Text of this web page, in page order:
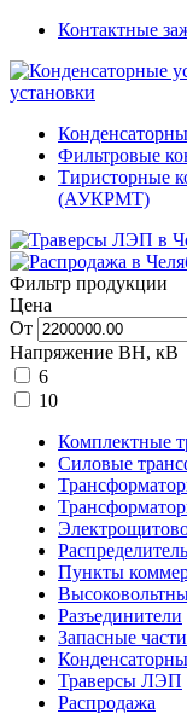
Контактные
установки
Фильтровые
Тиристорные
(АУКРМТ)
Фильтр продукции
Цена
От
Напряжение ВН, кВ
6
10
Комплектные
Силовые
Пункты
Разъединители
Запасные
Траверсы ЛЭП
Распродажа